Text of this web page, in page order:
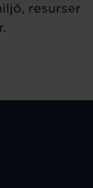
resurser